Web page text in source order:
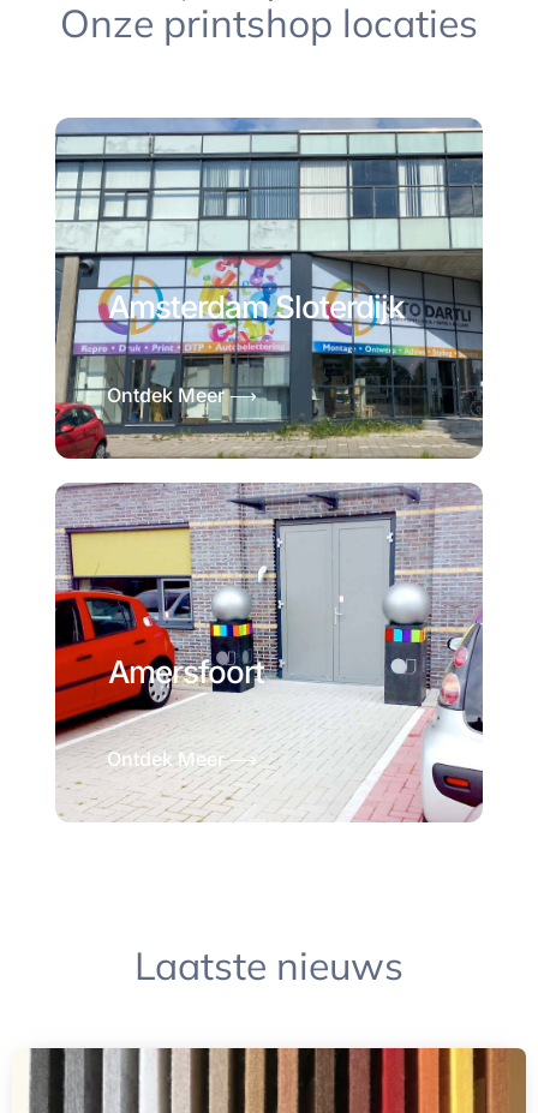
Onze printshop locaties
Amsterdam Sloterdijk
Ontdek Meer ⟶
Amersfoort
Ontdek Meer ⟶
Laatste nieuws